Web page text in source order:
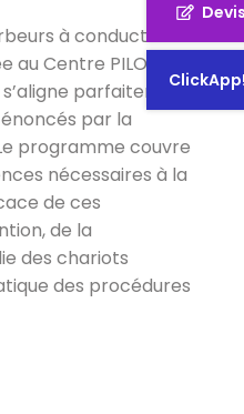
à conducteur
au Centre PILOCAP
s’aligne parfaitement
par la
programme couvre
nécessaires à la
de ces
de la
des chariots
des procédures